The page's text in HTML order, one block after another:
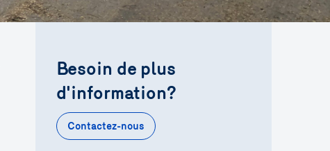
Besoin de plus
d'information?
Contactez-nous